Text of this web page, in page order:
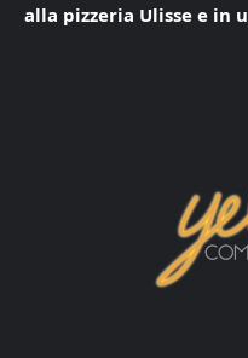
alla pizzeria Ulisse e in